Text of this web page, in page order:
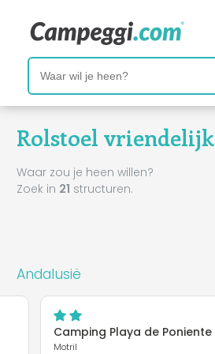
Rolstoel vriendelijk
Waar zou je heen willen?
Zoek in 21 structuren.
Andalusië
Camping Playa de Poniente
Motril